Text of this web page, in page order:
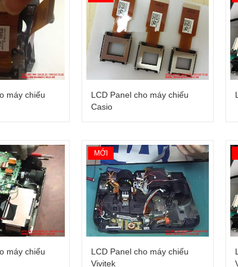
máy chiếu
LCD Panel cho máy chiếu
Casio
máy chiếu
MỚI
LCD Panel cho máy chiếu
Vivitek
máy chiếu Osram
hệ
Mainboard máy
Giá: Liên hệ